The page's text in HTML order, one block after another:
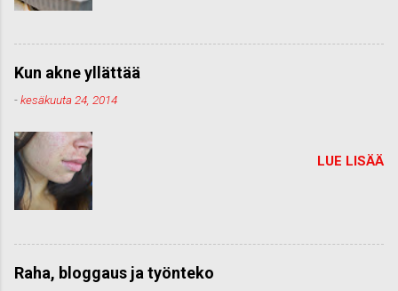
Kun akne yllättää
-kesäkuuta 24, 2014
LUE LISÄÄ
Raha, bloggaus ja työnteko